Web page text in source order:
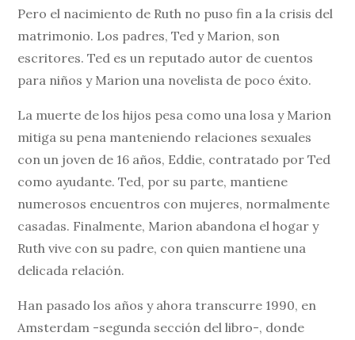
Pero el nacimiento de Ruth no puso fin a la crisis del
matrimonio. Los padres, Ted y Marion, son
escritores. Ted es un reputado autor de cuentos
para niños y Marion una novelista de poco éxito.
La muerte de los hijos pesa como una losa y Marion
mitiga su pena manteniendo relaciones sexuales
con un joven de 16 años, Eddie, contratado por Ted
como ayudante. Ted, por su parte, mantiene
numerosos encuentros con mujeres, normalmente
casadas. Finalmente, Marion abandona el hogar y
Ruth vive con su padre, con quien mantiene una
delicada relación.
Han pasado los años y ahora transcurre 1990, en
Amsterdam -segunda sección del libro-, donde